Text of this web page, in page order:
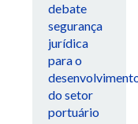
debate
segurança
jurídica
para o
do setor
portuário